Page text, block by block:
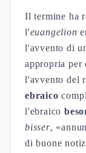
Il termine ha
l'euangelion
l'avvento di
appropria per
l'avvento del
ebraico
l'ebraico
bisser,
di buone